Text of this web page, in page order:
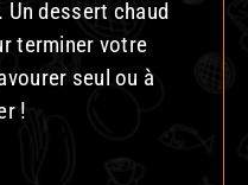
Un dessert chaud
terminer votre
seul ou à
!